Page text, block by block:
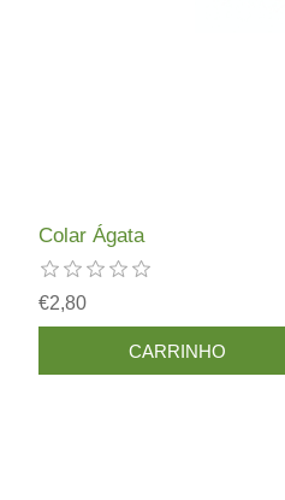
Colar Ágata
€2,80